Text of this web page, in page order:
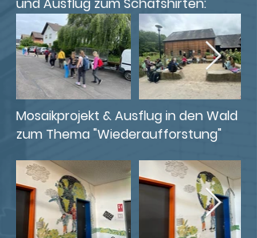
Mosaikprojekt & Ausflug in den Wald
zum Thema "Wiederaufforstung"